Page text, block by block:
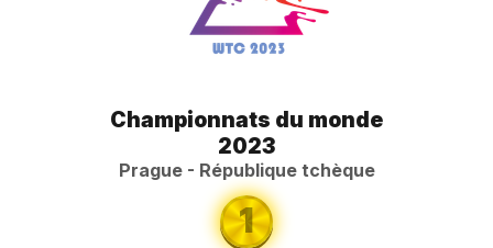
Championnats du monde
2023
Prague - République tchèque
1